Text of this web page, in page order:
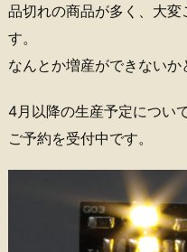
品切れの商品が多く、大変
す。
なんとか増産ができないか
4月以降の生産予定につい
ご予約を受付中です。